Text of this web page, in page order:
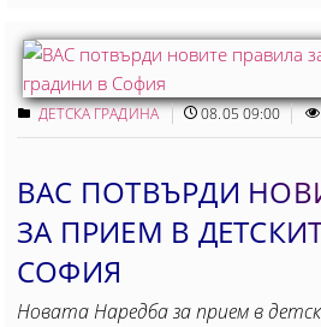
ДЕТСКА ГРАДИНА 08.05 09:00
ВАС ПОТВЪРДИ
ЗА ПРИЕМ В
СОФИЯ
Новата Наредба за прием в